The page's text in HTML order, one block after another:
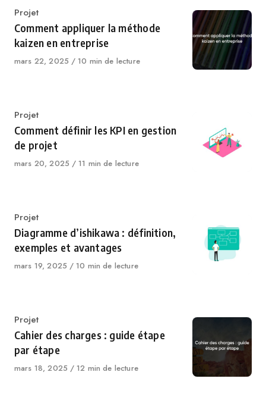
Catégorie
Projet
Comment appliquer la méthode
kaizen en entreprise
Publié
mars 22, 2025 10 min de lecture
Catégorie
Projet
Comment définir les KPI en gestion
de projet
Publié
mars 20, 2025 11 min de lecture
Catégorie
Projet
Diagramme d’ishikawa : définition,
exemples et avantages
Publié
mars 19, 2025 10 min de lecture
Catégorie
Projet
Cahier des charges : guide étape
par étape
Publié
mars 18, 2025 12 min de lecture